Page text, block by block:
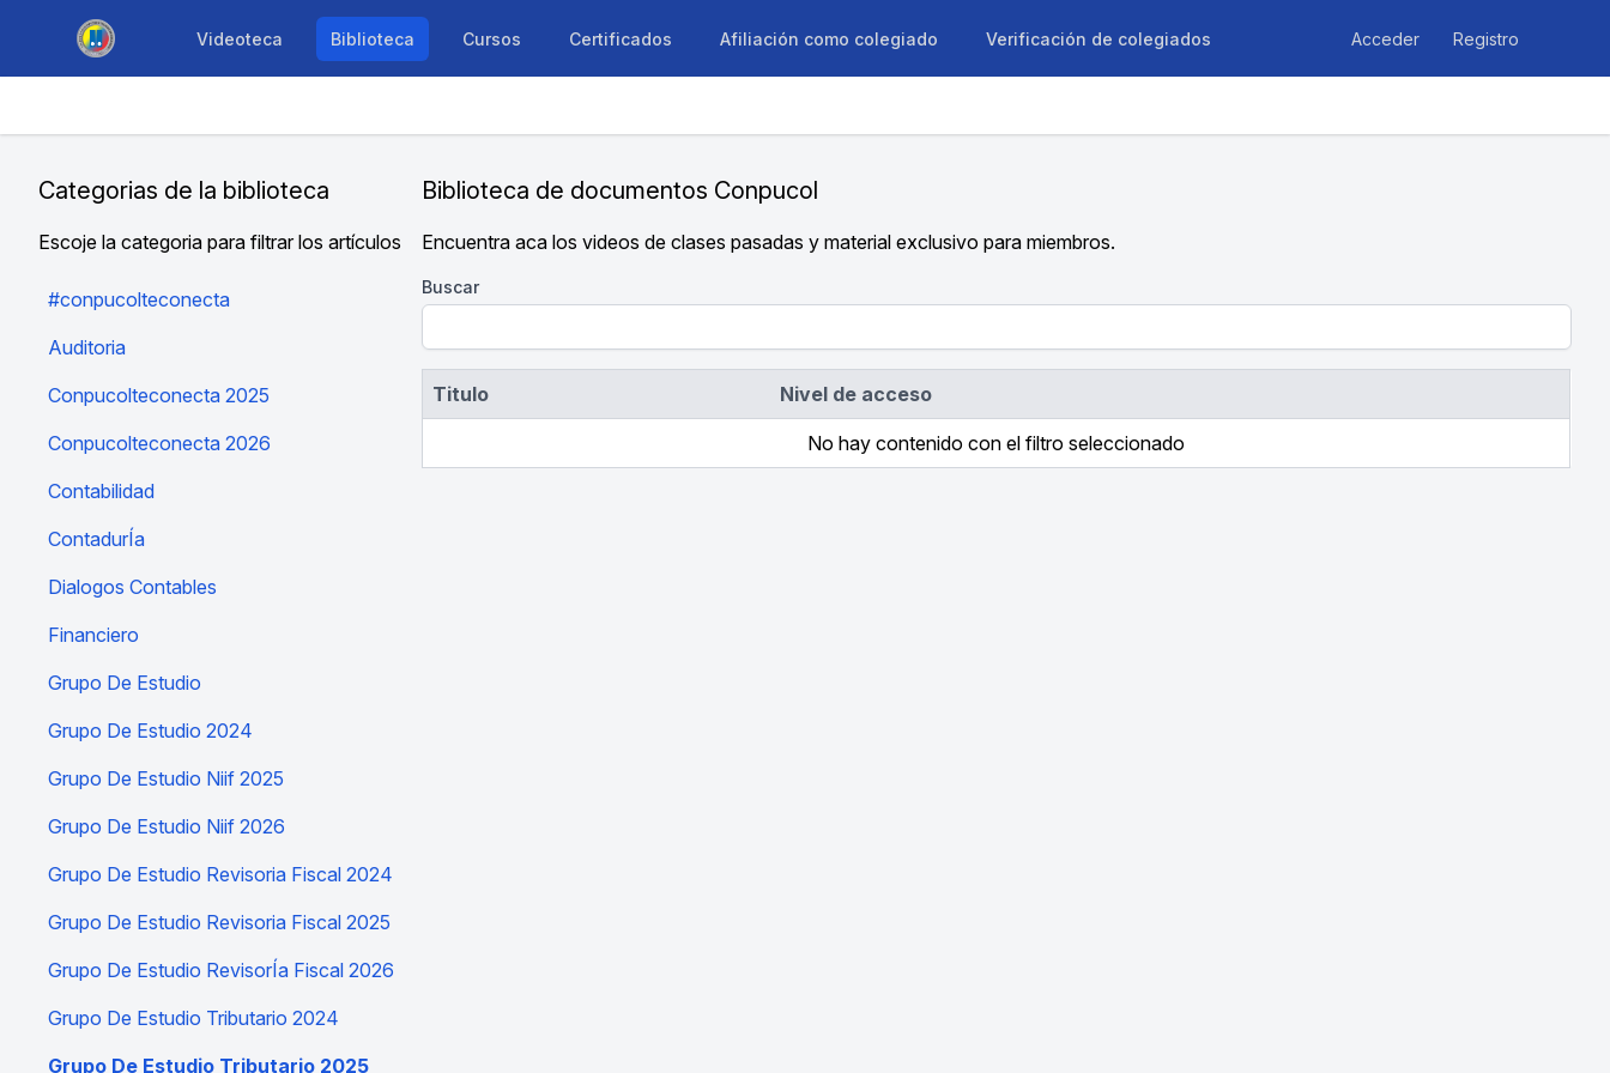
Videoteca Biblioteca Cursos Certificados Afiliación como colegiado Verificación de colegiados Acceder Registro
Categorias de la biblioteca
Escoje la categoria para filtrar los artículos
#conpucolteconecta
Auditoria
Conpucolteconecta 2025
Conpucolteconecta 2026
Contabilidad
ContadurÍa
Dialogos Contables
Financiero
Grupo De Estudio
Grupo De Estudio 2024
Grupo De Estudio Niif 2025
Grupo De Estudio Niif 2026
Grupo De Estudio Revisoria Fiscal 2024
Grupo De Estudio Revisoria Fiscal 2025
Grupo De Estudio RevisorÍa Fiscal 2026
Grupo De Estudio Tributario 2024
Grupo De Estudio Tributario 2025
Biblioteca de documentos Conpucol
Encuentra aca los videos de clases pasadas y material exclusivo para miembros.
Buscar
Titulo Nivel de acceso
No hay contenido con el filtro seleccionado